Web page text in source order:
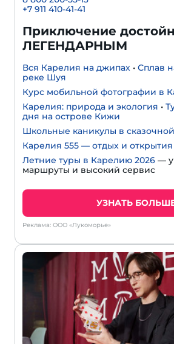
+7 911 410-41-41
Приключение
ЛЕГЕНДАРНЫМ
Вся Карелия на джипах • Сплав
реке Шуя
Курс мобильной фотографии в
Карелия: природа и экология •
дня на острове Кижи
Школьные каникулы в
Карелия 555 — отдых и открытия
Летние туры в Карелию 2026 —
маршруты и высокий сервис
УЗНАТЬ
Реклама: ООО «Лукоморье»